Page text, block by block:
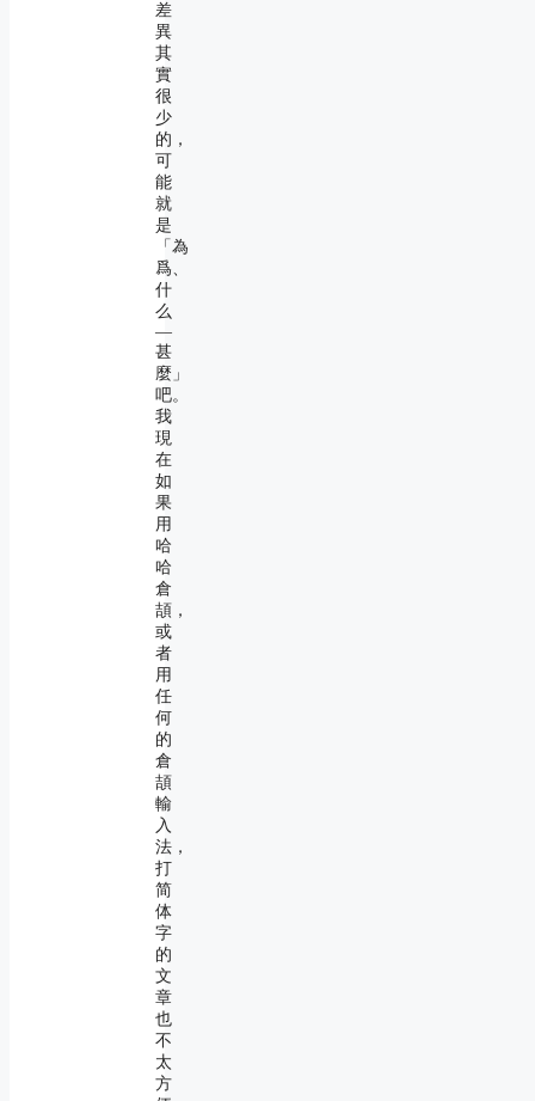
差
異
其
實
很
少
的，
可
能
就
是
「為
爲、
什
么
―
甚
麼」
吧。
我
現
在
如
果
用
哈
哈
倉
頡，
或
者
用
任
何
的
倉
頡
輸
入
法，
打
简
体
字
的
文
章
也
不
太
方